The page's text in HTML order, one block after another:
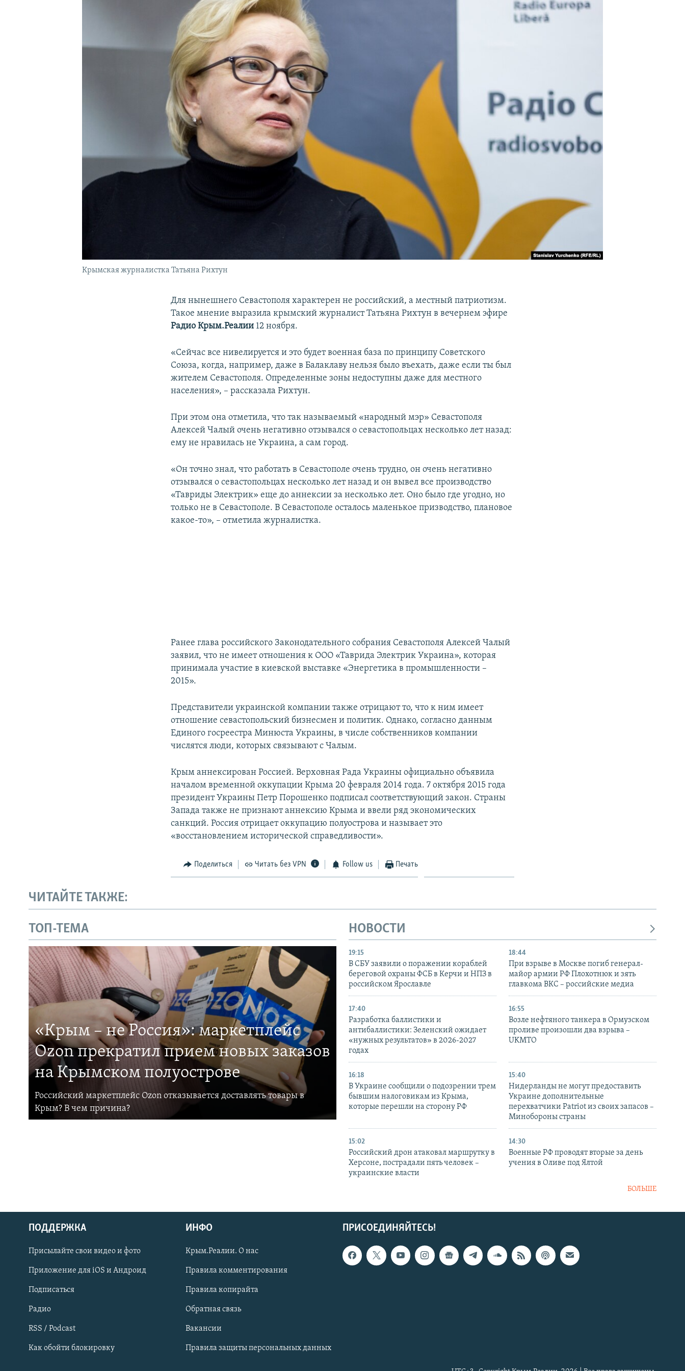
Українською
Qırımtatar
ПРИСОЕДИНЯЙТЕСЬ!
Крымская журналистка Татьяна Рихтун
Для нынешнего Севастополя характерен не российский, а местный патриотизм.
Такое мнение выразила крымский журналист Татьяна Рихтун в вечернем эфире
Радио Крым.Реалии 12 ноября.
«Сейчас все нивелируется и это будет военная база по принципу Советского
Союза, когда, например, даже в Балаклаву нельзя было въехать, даже если ты был
жителем Севастополя. Определенные зоны недоступны даже для местного
населения», – рассказала Рихтун.
При этом она отметила, что так называемый «народный мэр» Севастополя
Алексей Чалый очень негативно отзывался о севастопольцах несколько лет назад:
ему не нравилась не Украина, а сам город.
«Он точно знал, что работать в Севастополе очень трудно, он очень негативно
отзывался о севастопольцах несколько лет назад и он вывел все производство
«Тавриды Электрик» еще до аннексии за несколько лет. Оно было где угодно, но
только не в Севастополе. В Севастополе осталось маленькое призводство, плановое
какое-то», – отметила журналистка.
Ранее глава российского Законодательного собрания Севастополя Алексей Чалый
заявил, что не имеет отношения к ООО «Таврида Электрик Украина», которая
принимала участие в киевской выставке «Энергетика в промышленности –
2015».
Представители украинской компании также отрицают то, что к ним имеет
отношение севастопольский бизнесмен и политик. Однако, согласно данным
Единого госреестра Минюста Украины, в числе собственников компании
числятся люди, которых связывают с Чалым.
Крым аннексирован Россией. Верховная Рада Украины официально объявила
началом временной оккупации Крыма 20 февраля 2014 года. 7 октября 2015 года
президент Украины Петр Порошенко подписал соответствующий закон. Страны
Запада также не признают аннексию Крыма и ввели ряд экономических
санкций. Россия отрицает оккупацию полуострова и называет это
«восстановлением исторической справедливости».
Поделиться Читать без VPN Follow us Печать
ЧИТАЙТЕ ТАКЖЕ:
ТОП-ТЕМА
«Крым – не Россия»: маркетплейс
Ozon прекратил прием новых заказов
на Крымском полуострове
Российский маркетплейс Ozon отказывается доставлять товары в
Крым? В чем причина?
НОВОСТИ
19:15
В СБУ заявили о поражении кораблей
береговой охраны ФСБ в Керчи и НПЗ в
российском Ярославле
18:44
При взрыве в Москве погиб генерал-
майор армии РФ Плохотнюк и зять
главкома ВКС – российские медиа
17:40
Разработка баллистики и
антибаллистики: Зеленский ожидает
«нужных результатов» в 2026-2027
годах
16:55
Возле нефтяного танкера в Ормузском
проливе произошли два взрыва –
UKMTO
16:18
В Украине сообщили о подозрении трем
бывшим налоговикам из Крыма,
которые перешли на сторону РФ
15:40
Нидерланды не могут предоставить
Украине дополнительные
перехватчики Patriot из своих запасов –
Минобороны страны
15:02
Российский дрон атаковал маршрутку в
Херсоне, пострадали пять человек –
украинские власти
14:30
Военные РФ проводят вторые за день
учения в Оливе под Ялтой
БОЛЬШЕ
ПРИСОЕДИНЯЙТЕСЬ!
ПОДДЕРЖКА
Присылайте свои видео и фото
Приложение для iOS и Андроид
Подписаться
Радио
RSS / Podcast
Как обойти блокировку
ИНФО
Крым.Реалии. О нас
Правила комментирования
Правила копирайта
Обратная связь
Вакансии
Правила защиты персональных данных